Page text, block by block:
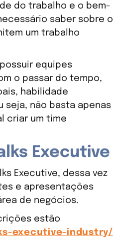
do trabalho e o bem-
saber sobre o
um trabalho
equipes
o passar do tempo,
habilidade
seja, não basta apenas
criar um time
Executive
Executive, dessa vez
e apresentações
de negócios.
estão
executive-industry/